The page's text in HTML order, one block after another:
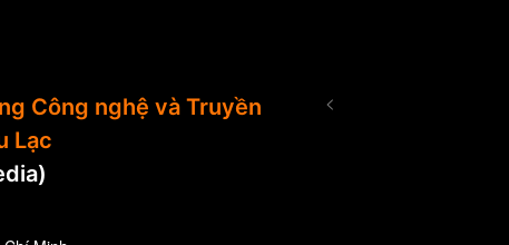
Công nghệ và Truyền
Lạc
<